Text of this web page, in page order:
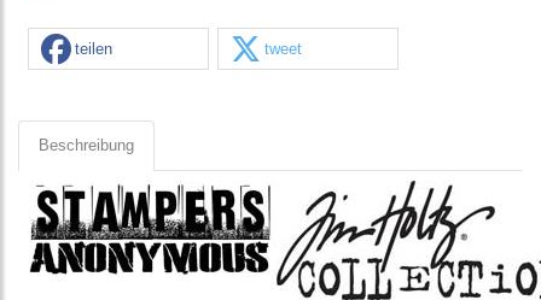
teilen tweet
Beschreibung